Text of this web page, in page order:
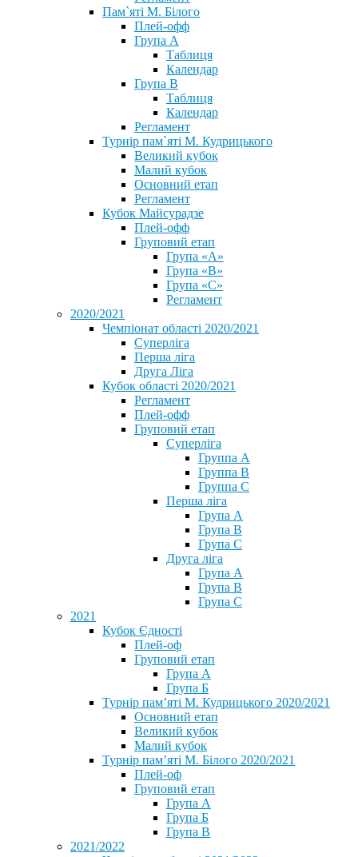
Пам`яті М. Білого
Плей-офф
Група А
Таблиця
Календар
Група В
Таблиця
Календар
Регламент
Турнір пам`яті М. Кудрицького
Великий кубок
Малий кубок
Основний етап
Регламент
Кубок Майсурадзе
Плей-офф
Груповий етап
Група «А»
Група «B»
Група «C»
Регламент
2020/2021
Чемпіонат області 2020/2021
Суперліга
Перша ліга
Друга Ліга
Кубок області 2020/2021
Регламент
Плей-офф
Груповий етап
Суперліга
Группа A
Группа B
Группа C
Перша ліга
Група A
Група B
Група C
Друга ліга
Група A
Група B
Група C
2021
Кубок Єдності
Плей-оф
Груповий етап
Група А
Група Б
Турнір пам’яті М. Кудрицького 2020/2021
Основний етап
Великий кубок
Малий кубок
Турнір пам’яті М. Білого 2020/2021
Плей-оф
Груповий етап
Група А
Група Б
Група В
2021/2022